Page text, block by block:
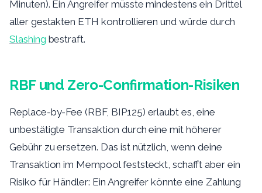
Minuten). Ein Angreifer müsste mindestens ein Drittel
aller gestakten ETH kontrollieren und würde durch
Slashing bestraft.
RBF und Zero-Confirmation-Risiken
Replace-by-Fee (RBF, BIP125) erlaubt es, eine
unbestätigte Transaktion durch eine mit höherer
Gebühr zu ersetzen. Das ist nützlich, wenn deine
Transaktion im Mempool feststeckt, schafft aber ein
Risiko für Händler: Ein Angreifer könnte eine Zahlung